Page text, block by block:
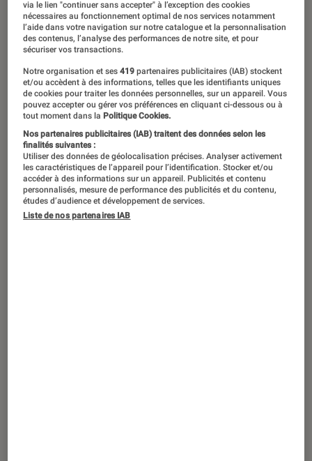
via le lien "continuer sans accepter" à l’exception des cookies
nécessaires au fonctionnement optimal de nos services notamment
l’aide dans votre navigation sur notre catalogue et la personnalisation
des contenus, l’analyse des performances de notre site, et pour
sécuriser vos transactions.
Notre organisation et ses419 partenaires publicitaires (IAB) stockent
et/ou accèdent à des informations, telles que les identifiants uniques
de cookies pour traiter les données personnelles, sur un appareil. Vous
pouvez accepter ou gérer vos préférences en cliquant ci-dessous ou à
tout moment dans la Politique Cookies.
Nos partenaires publicitaires (IAB) traitent des données selon les
finalités suivantes :
Utiliser des données de géolocalisation précises. Analyser activement
les caractéristiques de l’appareil pour l’identification. Stocker et/ou
accéder à des informations sur un appareil. Publicités et contenu
personnalisés, mesure de performance des publicités et du contenu,
études d’audience et développement de services.
Liste de nos partenaires IAB